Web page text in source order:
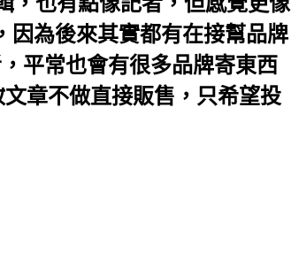
為後來其實都有在接幫品牌
平常也會有很多品牌寄東西
章不做直接販售，只希望投